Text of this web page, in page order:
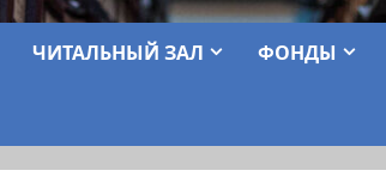
ЧИТАЛЬНЫЙ ЗАЛ ФОНДЫ